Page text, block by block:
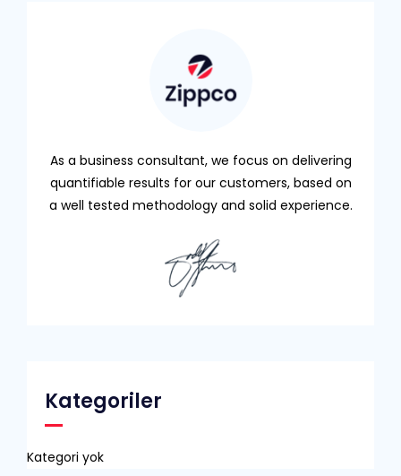
As a business consultant, we focus on delivering
quantifiable results for our customers, based on
a well tested methodology and solid experience.
Kategoriler
Kategori yok